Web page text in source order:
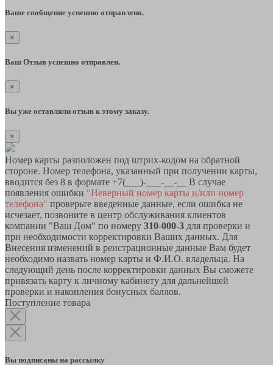
Ваше сообщение успешно отправлено.
×
Ваш Отзыв успешно отправлен.
×
Вы уже оставляли отзыв к этому заказу.
×
Номер карты разположен под штрих-кодом на обратной
стороне. Номер телефона, указанный при получении карты,
вводится без 8 в формате +7(___)-___-__-__ В случае
появления ошибки "Неверный номер карты и/или номер
телефона" проверьте введенные данные, если ошибка не
исчезает, позвоните в центр обслуживания клиентов
компании "Ваш Дом" по номеру 310-000-3 для проверки и
при необходимости корректировки Ваших данных. Для
Внесения изменений в реистрационные данные Вам будет
необходимо назвать номер карты и Ф.И.О. владельца. На
следующий день после корректировки данных Вы сможете
привязать карту к личному кабинету для дальнейшей
проверки и накопления бонусных баллов.
Поступление товара
Вы подписаны на рассылку